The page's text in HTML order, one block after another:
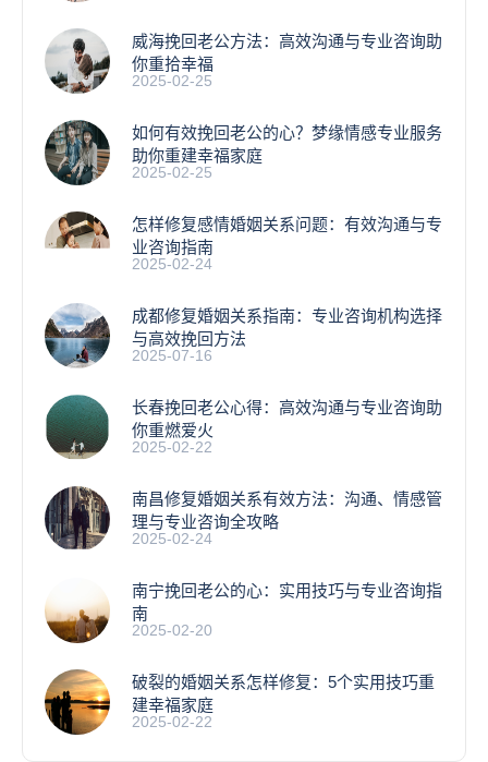
威海挽回老公方法：高效沟通与专业咨询助
你重拾幸福
2025-02-25
如何有效挽回老公的心？梦缘情感专业服务
助你重建幸福家庭
2025-02-25
怎样修复感情婚姻关系问题：有效沟通与专
业咨询指南
2025-02-24
成都修复婚姻关系指南：专业咨询机构选择
与高效挽回方法
2025-07-16
长春挽回老公心得：高效沟通与专业咨询助
你重燃爱火
2025-02-22
南昌修复婚姻关系有效方法：沟通、情感管
理与专业咨询全攻略
2025-02-24
南宁挽回老公的心：实用技巧与专业咨询指
南
2025-02-20
破裂的婚姻关系怎样修复：5个实用技巧重
建幸福家庭
2025-02-22